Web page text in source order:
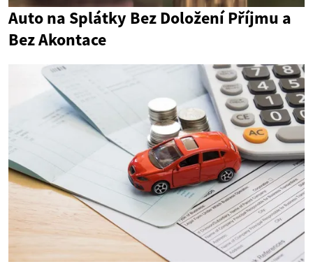
Auto na Splátky Bez Doložení Příjmu a
Bez Akontace